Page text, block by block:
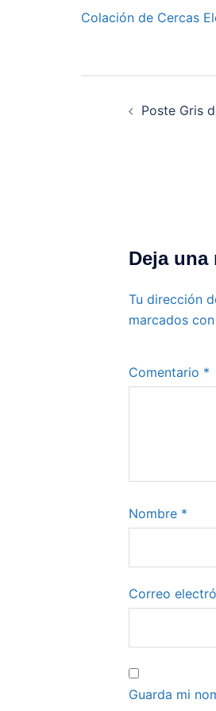
Colación de Cercas
Poste Gris
Deja una
Tu dirección
marcados con
Comentario *
Nombre *
Correo
Guarda mi